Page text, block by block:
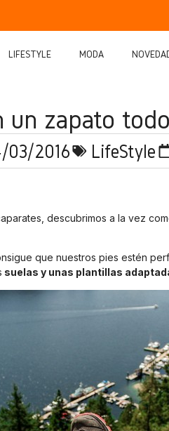
LIFESTYLE MODA
un zapato
03/2016 LifeStyle
descubrimos a la vez
que nuestros pies estén
suelas y unas plantillas